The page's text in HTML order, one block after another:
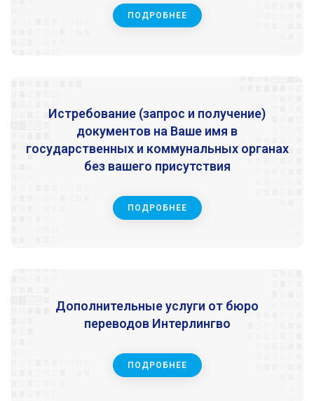
ПОДРОБНЕЕ
Истребование (запрос и получение)
документов на Ваше имя в
государственных и коммунальных органах
без вашего присутствия
ПОДРОБНЕЕ
Дополнительные услуги от бюро
переводов Интерлингво
ПОДРОБНЕЕ